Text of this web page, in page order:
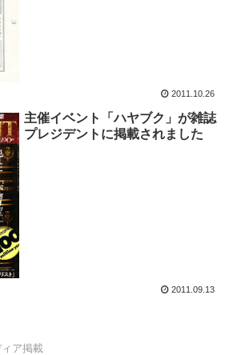
2011.10.26
主催イベント「ハヤブク」が雑誌
プレジデントに掲載されました
2011.09.13
ィア掲載